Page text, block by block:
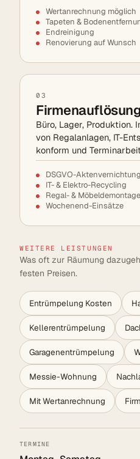
Wertanrechnung möglich
Tapeten &
Endreinigung
Renovierung auf Wunsch
03
Firmenauflösung
Büro, Lager, Produktion.
von Regalanlagen, IT-
konform und
DSGVO-Aktenvernichtung
IT- & Elektro-Recycling
Regal- & Möbeldemontage
Wochenend-Einsätze
WEITERE LEISTUNGEN
Was oft zur Räumung
festen Preisen.
Entrümpelung Kosten
Kellerentrümpelung
Garagenentrümpelung
Messie-Wohnung
Mit Wertanrechnung
TERMINE